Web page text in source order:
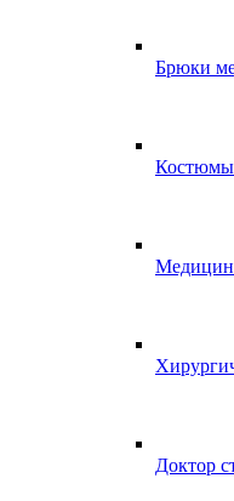
Брюки
Костюмы
Доктор